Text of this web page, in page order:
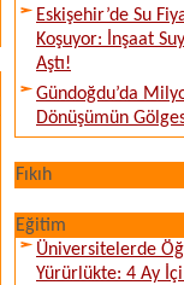
Eskişehir’de Su
Koşuyor: İnşaat
Aştı!
Gündoğdu’da
Dönüşümün
Fıkıh
Eğitim
Üniversitelerde
Yürürlükte: 4 Ay